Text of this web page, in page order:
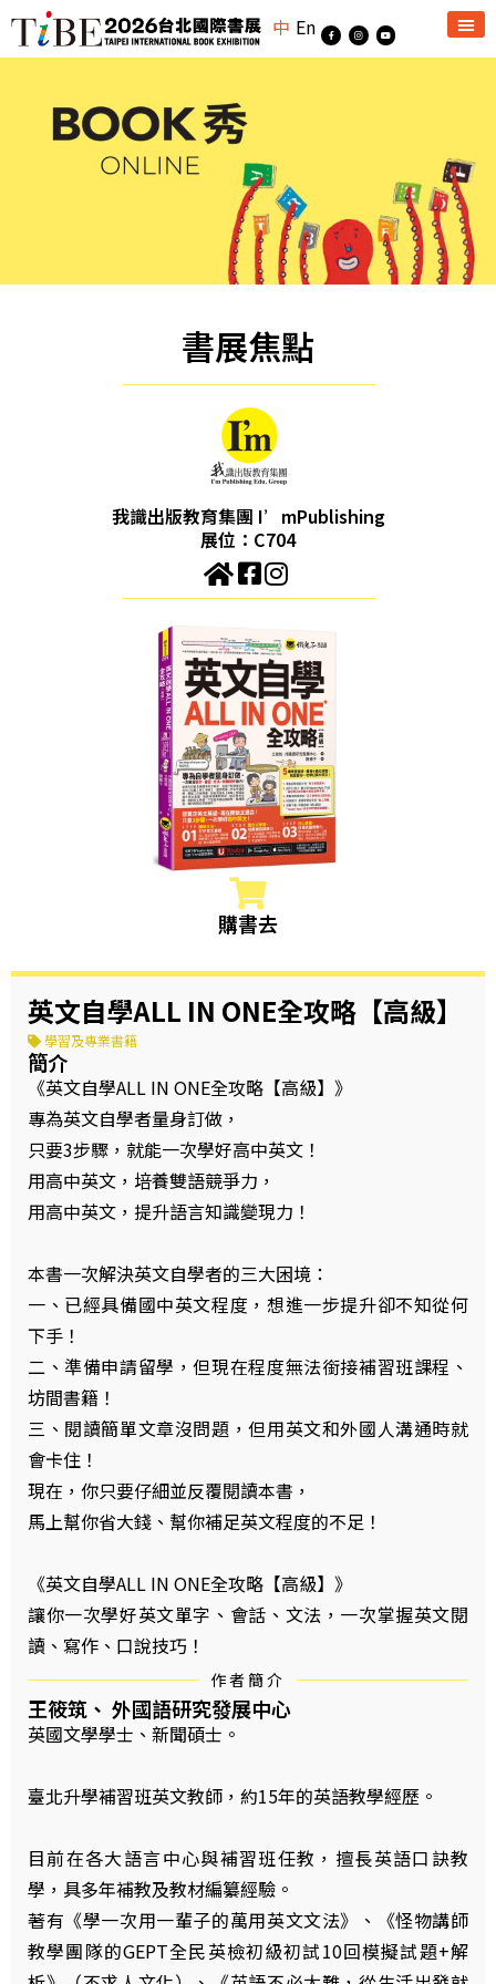
中 En
書展焦點
我識出版教育集團 I’mPublishing
展位：C704
購書去
英文自學ALL IN ONE全攻略【高級】
學習及專業書籍
簡介
《英文自學ALL IN ONE全攻略【高級】》
專為英文自學者量身訂做，
只要3步驟，就能一次學好高中英文！
用高中英文，培養雙語競爭力，
用高中英文，提升語言知識變現力！
本書一次解決英文自學者的三大困境：
一、已經具備國中英文程度，想進一步提升卻不知從何
下手！
二、準備申請留學，但現在程度無法銜接補習班課程、
坊間書籍！
三、閱讀簡單文章沒問題，但用英文和外國人溝通時就
會卡住！
現在，你只要仔細並反覆閱讀本書，
馬上幫你省大錢、幫你補足英文程度的不足！
《英文自學ALL IN ONE全攻略【高級】》
讓你一次學好英文單字、會話、文法，一次掌握英文閱
讀、寫作、口說技巧！
作者簡介
王筱筑、 外國語研究發展中心
英國文學學士、新聞碩士。
臺北升學補習班英文教師，約15年的英語教學經歷。
目前在各大語言中心與補習班任教，擅長英語口訣教
學，具多年補教及教材編纂經驗。
著有《學一次用一輩子的萬用英文文法》、《怪物講師
教學團隊的GEPT全民英檢初級初試10回模擬試題+解